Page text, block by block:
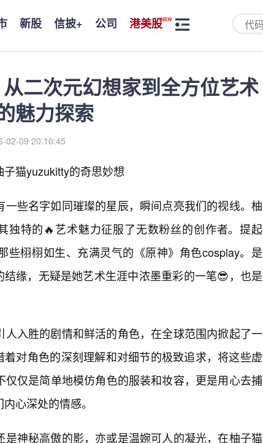
新股 信披+ 公司 港美股
二次元幻想家到全方位艺术
魅力探索
02-09 20:10:45
猫yuzukitty的奇思妙想
些名字如同璀璨的星辰，瞬间点亮我们的视线。柚
独特的🔥艺术魅力征服了无数粉丝的创作者。提起
些栩栩如生、充满灵气的《原神》角色cosplay。是
缘，无疑是她艺术生涯中浓墨重彩的一笔😎，也是
人入胜的剧情和鲜活的角色，在全球范围内掀起了一
对角色的深刻理解和对细节的极致追求，将这些虚
仅是简单地模仿角色的服装和妆容，更是用心去捕
心深处的情感。
神秘高傲的影，亦或是温婉可人的凝光，在柚子猫